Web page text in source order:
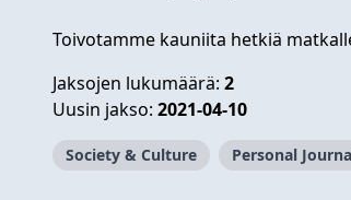
Toivotamme kauniita hetkiä
Jaksojen lukumäärä: 2
Uusin jakso: 2021-04-10
Society & Culture Personal